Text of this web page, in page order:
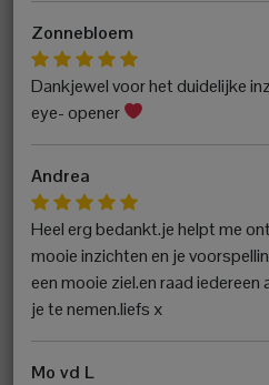
Zonnebloem
Dankjewel voor het duidelijke
eye- opener
Andrea
Heel erg bedankt.je helpt me
mooie inzichten en je
een mooie ziel.en raad
je te nemen.liefs x
Mo vd L